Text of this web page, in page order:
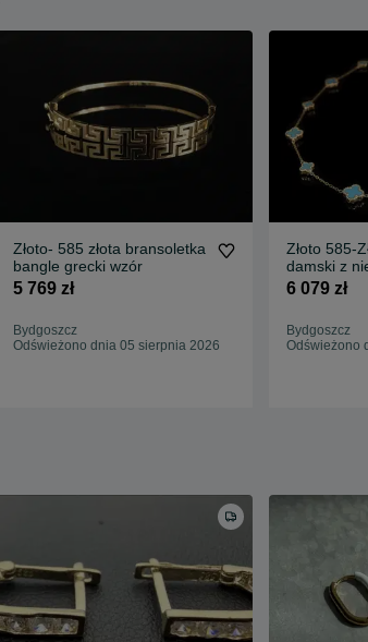
Złoto- 585 złota bransoletka
bangle grecki wzór
5 769 zł
Bydgoszcz
Odświeżono dnia 05 sierpnia 2026
Złoto 585-
damski z
6 079 zł
Bydgoszcz
Odświeżono